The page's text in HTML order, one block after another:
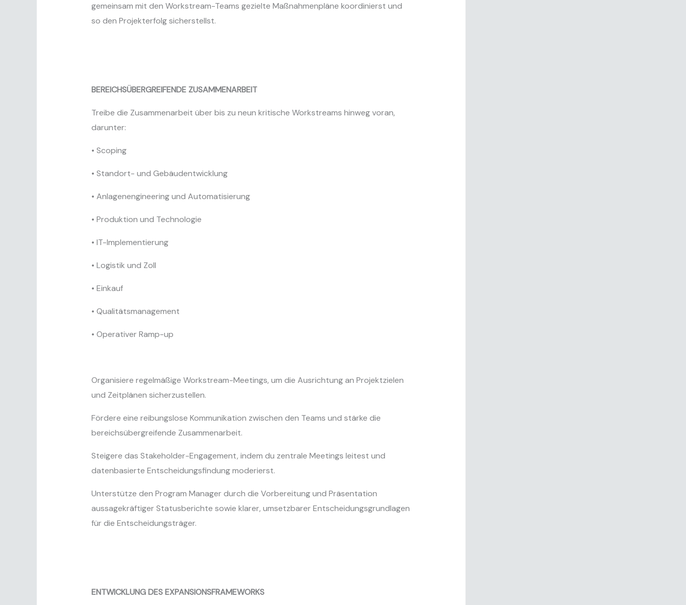
gemeinsam mit den Workstream-Teams gezielte Maßnahmenpläne koordinierst und
so den Projekterfolg sicherstellst.
BEREICHSÜBERGREIFENDE ZUSAMMENARBEIT
Treibe die Zusammenarbeit über bis zu neun kritische Workstreams hinweg voran,
darunter:
• Scoping
• Standort- und Gebäudentwicklung
• Anlagenengineering und Automatisierung
• Produktion und Technologie
• IT-Implementierung
• Logistik und Zoll
• Einkauf
• Qualitätsmanagement
• Operativer Ramp-up
Organisiere regelmäßige Workstream-Meetings, um die Ausrichtung an Projektzielen
und Zeitplänen sicherzustellen.
Fördere eine reibungslose Kommunikation zwischen den Teams und stärke die
bereichsübergreifende Zusammenarbeit.
Steigere das Stakeholder-Engagement, indem du zentrale Meetings leitest und
datenbasierte Entscheidungsfindung moderierst.
Unterstütze den Program Manager durch die Vorbereitung und Präsentation
aussagekräftiger Statusberichte sowie klarer, umsetzbarer Entscheidungsgrundlagen
für die Entscheidungsträger.
ENTWICKLUNG DES EXPANSIONSFRAMEWORKS